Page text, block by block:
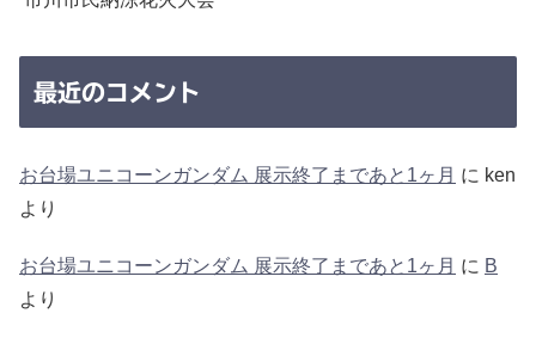
最近のコメント
お台場ユニコーンガンダム 展示終了まであと1ヶ月 に ken
より
お台場ユニコーンガンダム 展示終了まであと1ヶ月 に B
より